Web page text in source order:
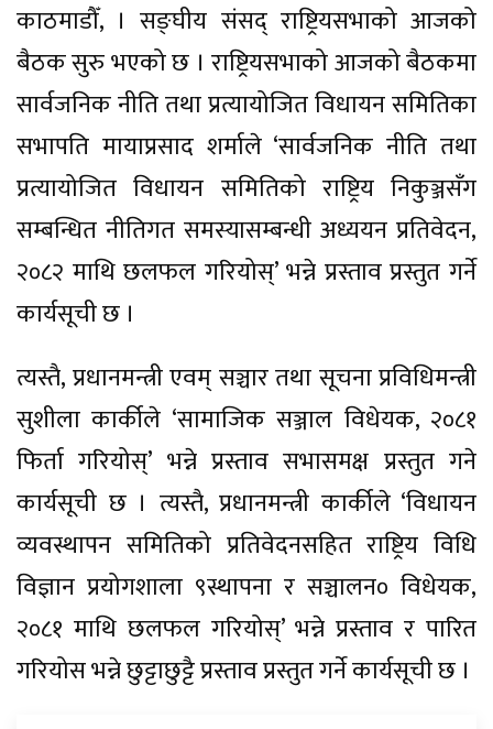
काठमाडौँ, । सङ्घीय संसद् राष्ट्रियसभाको आजको
बैठक सुरु भएको छ । राष्ट्रियसभाको आजको बैठकमा
सार्वजनिक नीति तथा प्रत्यायोजित विधायन समितिका
सभापति मायाप्रसाद शर्माले ‘सार्वजनिक नीति तथा
प्रत्यायोजित विधायन समितिको राष्ट्रिय निकुञ्जसँग
सम्बन्धित नीतिगत समस्यासम्बन्धी अध्ययन प्रतिवेदन,
२०८२ माथि छलफल गरियोस्’ भन्ने प्रस्ताव प्रस्तुत गर्ने
कार्यसूची छ ।
त्यस्तै, प्रधानमन्त्री एवम् सञ्चार तथा सूचना प्रविधिमन्त्री
सुशीला कार्कीले ‘सामाजिक सञ्जाल विधेयक, २०८१
फिर्ता गरियोस्’ भन्ने प्रस्ताव सभासमक्ष प्रस्तुत गने
कार्यसूची छ । त्यस्तै, प्रधानमन्त्री कार्कीले ‘विधायन
व्यवस्थापन समितिको प्रतिवेदनसहित राष्ट्रिय विधि
विज्ञान प्रयोगशाला ९स्थापना र सञ्चालन० विधेयक,
२०८१ माथि छलफल गरियोस्’ भन्ने प्रस्ताव र पारित
गरियोस भन्ने छुट्टाछुट्टै प्रस्ताव प्रस्तुत गर्ने कार्यसूची छ ।